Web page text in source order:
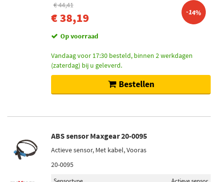
€ 44,41
€ 38,19 -14%
Op voorraad
Vandaag voor 17:30 besteld, binnen 2 werkdagen
(zaterdag) bij u geleverd.
Bestellen
ABS sensor Maxgear 20-0095
Actieve sensor, Met kabel, Vooras
20-0095